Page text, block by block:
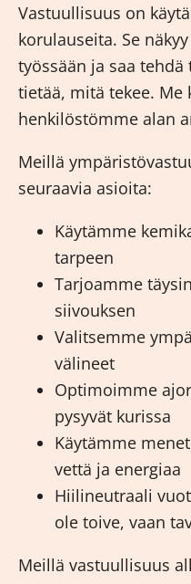
Vastuullisuus on
korulauseita. Se
työssään ja saa
tietää, mitä tekee. Me
henkilöstömme alan
Meillä
seuraavia asioita:
Käytämme
tarpeen
Tarjoamme
siivouksen
Valitsemme
välineet
Optimoimme
pysyvät kurissa
Käytämme
vettä ja energiaa
Hiilineutraali
ole toive, vaan
Meillä vastuullisuus